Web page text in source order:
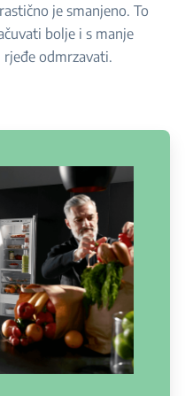
je smanjeno. To
bolje i s manje
odmrzavati.